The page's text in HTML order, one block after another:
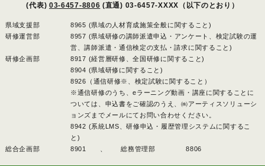
(代表) 03-6457-8806 (直通) 03-6457-XXXX（以下のとおり）
県域支援部
8965 (県域の人材育成施策全般に関すること)
研修運営部
8957 (県域研修の講師派遣申込・アンケート、検定試験の運
営、講師派遣・通信検定の支払・請求に関すること)
研修企画部
8917 (経営層研修、全国研修に関すること)
8904 (県域研修に関すること)
8926（通信研修※、検定試験に関すること）
※通信研修のうち、eラーニング動画・講座に関することに
ついては、申込書をご確認のうえ、㈱アーティスソリューシ
ョンズまでメールにてお問い合わせください。
8942 (系統LMS、研修申込・履歴管理システムに関するこ
と)
総合企画部
8901 、総務管理部 8806